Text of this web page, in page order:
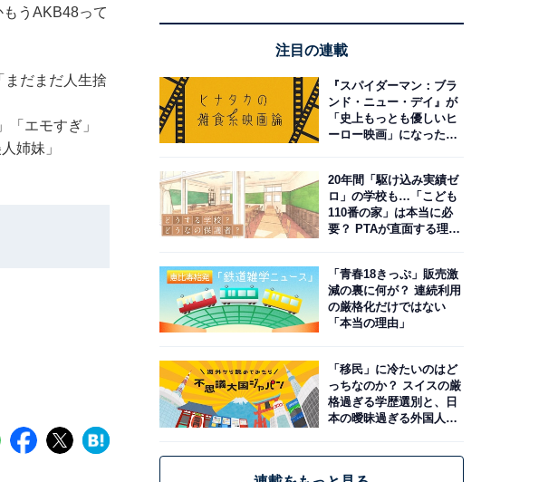
うAKB48って
まだまだ人生捨
エモすぎ」
姉妹」
注目の連載
『スパイダーマン：ブラ
ンド・ニュー・デイ』が
「史上もっとも優しいヒ
ーロー映画」になった理
20年間「駆け込み実績ゼ
ロ」の学校も…「こども
110番の家」は本当に必
要？ PTAが直面する理想
「青春18きっぷ」販売激
減の裏に何が？ 連続利用
の厳格化だけではない
「本当の理由」
「移民」に冷たいのはど
っちなのか？ スイスの厳
格過ぎる学歴選別と、日
本の曖昧過ぎる外国人政